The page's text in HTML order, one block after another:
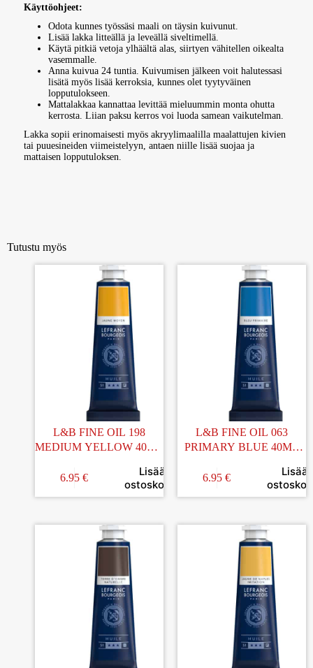
Käyttöohjeet:
Odota kunnes työssäsi maali on täysin kuivunut.
Lisää lakka litteällä ja leveällä siveltimellä.
Käytä pitkiä vetoja ylhäältä alas, siirtyen vähitellen oikealta
vasemmalle.
Anna kuivua 24 tuntia. Kuivumisen jälkeen voit halutessasi
lisätä myös lisää kerroksia, kunnes olet tyytyväinen
lopputulokseen.
Mattalakkaa kannattaa levittää mieluummin monta ohutta
kerrosta. Liian paksu kerros voi luoda samean vaikutelman.
Lakka sopii erinomaisesti myös akryylimaalilla maalattujen kivien
tai puuesineiden viimeistelyyn, antaen niille lisää suojaa ja
mattaisen lopputuloksen.
Tutustu myös
L&B FINE OIL 198
MEDIUM YELLOW 40ML
6.95 €
Lisää
ostoskoriin
L&B FINE OIL 063
PRIMARY BLUE 40ML
6.95 €
Lisää